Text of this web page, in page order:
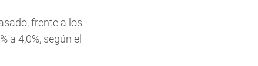
frente a los
a 4,0%, según el